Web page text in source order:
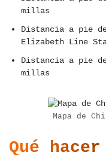
millas
Distancia a pie
Elizabeth Line
Distancia a pie
millas
Mapa de
Qué